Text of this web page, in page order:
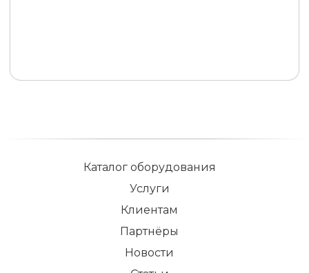
Каталог оборудования
Услуги
Клиентам
Партнёры
Новости